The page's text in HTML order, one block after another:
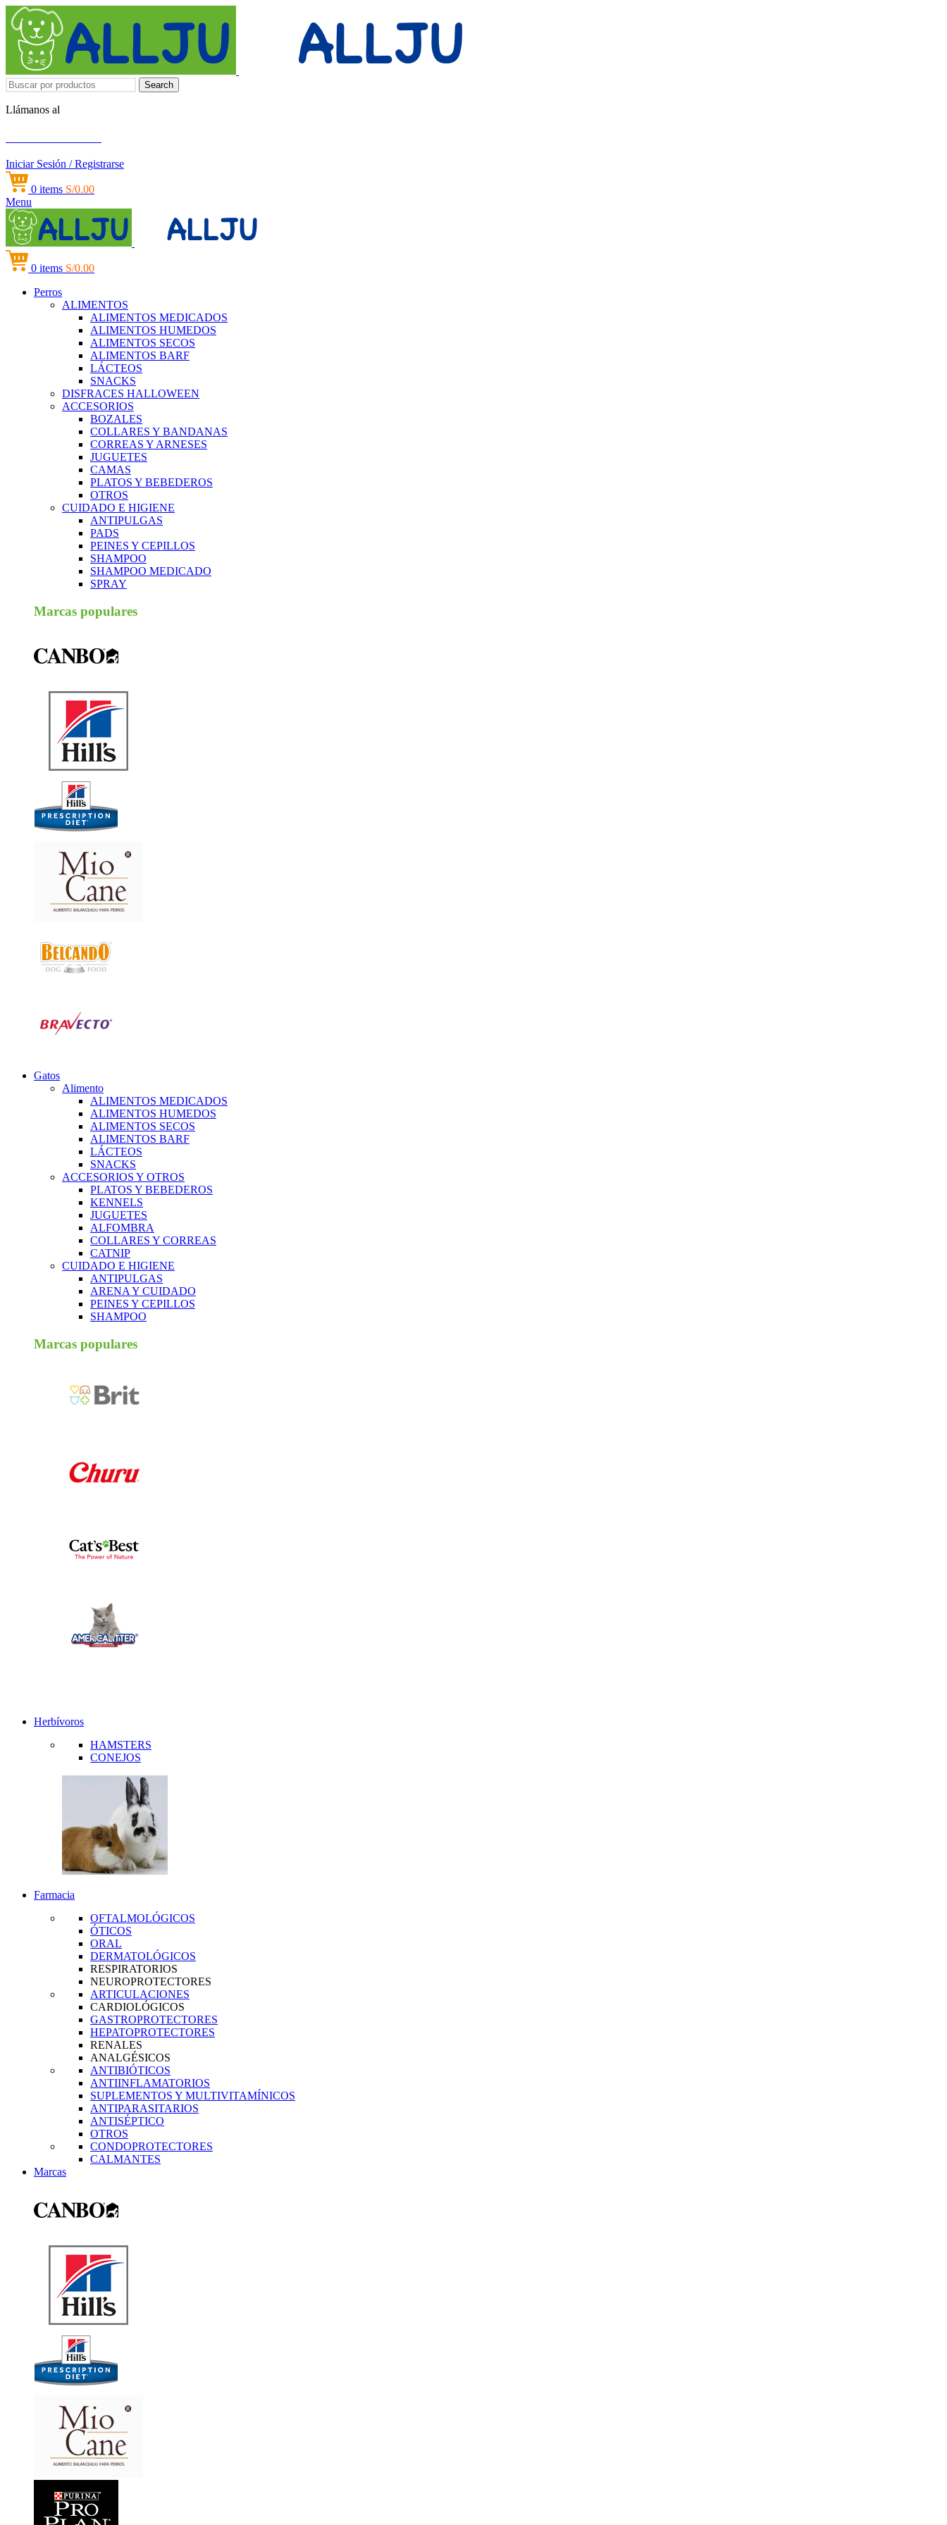
Search
Llámanos al
Iniciar Sesión / Registrarse
0 items S/0.00
Menu
0 items S/0.00
Perros
ALIMENTOS
ALIMENTOS MEDICADOS
ALIMENTOS HUMEDOS
ALIMENTOS SECOS
ALIMENTOS BARF
LÁCTEOS
SNACKS
DISFRACES HALLOWEEN
ACCESORIOS
BOZALES
COLLARES Y BANDANAS
CORREAS Y ARNESES
JUGUETES
CAMAS
PLATOS Y BEBEDEROS
OTROS
CUIDADO E HIGIENE
ANTIPULGAS
PADS
PEINES Y CEPILLOS
SHAMPOO
SHAMPOO MEDICADO
SPRAY
Marcas populares
Gatos
Alimento
ALIMENTOS MEDICADOS
ALIMENTOS HUMEDOS
ALIMENTOS SECOS
ALIMENTOS BARF
LÁCTEOS
SNACKS
ACCESORIOS Y OTROS
PLATOS Y BEBEDEROS
KENNELS
JUGUETES
ALFOMBRA
COLLARES Y CORREAS
CATNIP
CUIDADO E HIGIENE
ANTIPULGAS
ARENA Y CUIDADO
PEINES Y CEPILLOS
SHAMPOO
Marcas populares
Herbívoros
HAMSTERS
CONEJOS
Farmacia
OFTALMOLÓGICOS
ÓTICOS
ORAL
DERMATOLÓGICOS
RESPIRATORIOS
NEUROPROTECTORES
ARTICULACIONES
CARDIOLÓGICOS
GASTROPROTECTORES
HEPATOPROTECTORES
RENALES
ANALGÉSICOS
ANTIBIÓTICOS
ANTIINFLAMATORIOS
SUPLEMENTOS Y MULTIVITAMÍNICOS
ANTIPARASITARIOS
ANTISÉPTICO
OTROS
CONDOPROTECTORES
CALMANTES
Marcas